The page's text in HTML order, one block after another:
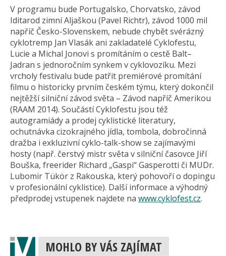
V programu bude Portugalsko, Chorvatsko, závod
Iditarod zimní Aljaškou (Pavel Richtr), závod 1000 mil
napříč Česko-Slovenskem, nebude chybět svérázný
cyklotremp Jan Vlasák ani zakladatelé Cyklofestu,
Lucie a Michal Jonovi s promítáním o cestě Balt–
Jadran s jednoročním synkem v cyklovozíku. Mezi
vrcholy festivalu bude patřit premiérové promítání
filmu o historicky prvním českém týmu, který dokončil
nejtěžší silniční závod světa – Závod napříč Amerikou
(RAAM 2014). Součástí Cyklofestu jsou též
autogramiády a prodej cyklistické literatury,
ochutnávka cizokrajného jídla, tombola, dobročinná
dražba i exkluzivní cyklo-talk-show se zajímavými
hosty (např. čerstvý mistr světa v silniční časovce Jiří
Bouška, freerider Richard „Gaspi“ Gasperotti či MUDr.
Lubomir Tükör z Rakouska, který pohovoří o dopingu
v profesionální cyklistice). Další informace a výhodný
předprodej vstupenek najdete na www.cyklofest.cz.
MOHLO BY VÁS ZAJÍMAT